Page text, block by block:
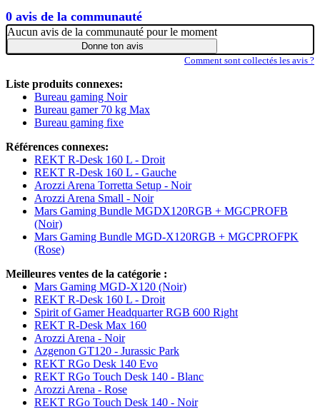
0 avis de la communauté
Aucun avis de la communauté pour le moment
Donne ton avis
Comment sont collectés les avis ?
Liste produits connexes:
Bureau gaming Noir
Bureau gamer 70 kg Max
Bureau gaming fixe
Références connexes:
REKT R-Desk 160 L - Droit
REKT R-Desk 160 L - Gauche
Arozzi Arena Torretta Setup - Noir
Arozzi Arena Small - Noir
Mars Gaming Bundle MGDX120RGB + MGCPROFB
(Noir)
Mars Gaming Bundle MGD-X120RGB + MGCPROFPK
(Rose)
Meilleures ventes de la catégorie :
Mars Gaming MGD-X120 (Noir)
REKT R-Desk 160 L - Droit
Spirit of Gamer Headquarter RGB 600 Right
REKT R-Desk Max 160
Arozzi Arena - Noir
Azgenon GT120 - Jurassic Park
REKT RGo Desk 140 Evo
REKT RGo Touch Desk 140 - Blanc
Arozzi Arena - Rose
REKT RGo Touch Desk 140 - Noir